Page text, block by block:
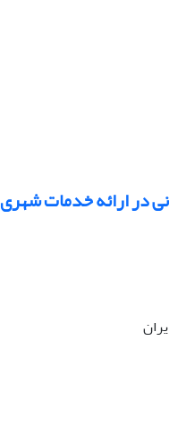
در ارائه خدمات شهری